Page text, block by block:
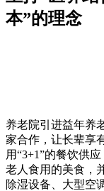
本”的理念
养老院引进益年养
家合作，让长辈享
用“3+1”的餐饮供
老人食用的美食，
除湿设备、大型空